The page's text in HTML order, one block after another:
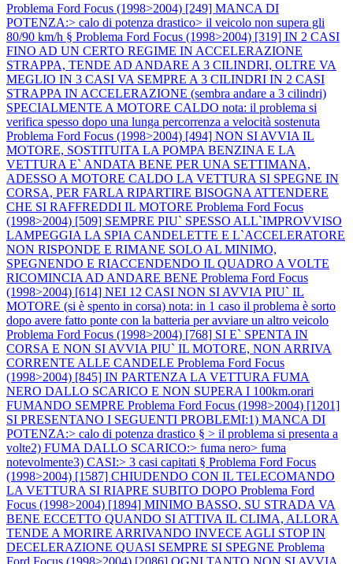
Problema Ford Focus (1998>2004) [249] MANCA DI
POTENZA:> calo di potenza drastico> il veicolo non supera gli
80/90 km/h § Problema Ford Focus (1998>2004) [319] IN 2 CASI
FINO AD UN CERTO REGIME IN ACCELERAZIONE
STRAPPA, TENDE AD ANDARE A 3 CILINDRI, OLTRE VA
MEGLIO IN 3 CASI VA SEMPRE A 3 CILINDRI IN 2 CASI
STRAPPA IN ACCELERAZIONE (sembra andare a 3 cilindri)
SPECIALMENTE A MOTORE CALDO nota: il problema si
verifica spesso dopo una lunga percorrenza a velocità sostenuta
Problema Ford Focus (1998>2004) [494] NON SI AVVIA IL
MOTORE, SOSTITUITA LA POMPA BENZINA E LA
VETTURA E` ANDATA BENE PER UNA SETTIMANA,
ADESSO A MOTORE CALDO LA VETTURA SI SPEGNE IN
CORSA, PER FARLA RIPARTIRE BISOGNA ATTENDERE
CHE SI RAFFREDDI IL MOTORE Problema Ford Focus
(1998>2004) [509] SEMPRE PIU` SPESSO ALL`IMPROVVISO
LAMPEGGIA LA SPIA CANDELETTE E L`ACCELERATORE
NON RISPONDE E RIMANE SOLO AL MINIMO,
SPEGNENDO E RIACCENDENDO IL QUADRO A VOLTE
RICOMINCIA AD ANDARE BENE Problema Ford Focus
(1998>2004) [614] NEI 12 CASI NON SI AVVIA PIU` IL
MOTORE (si è spento in corsa) nota: in 1 caso il problema è sorto
dopo avere fatto ponte con la batteria per avviare un altro veicolo
Problema Ford Focus (1998>2004) [768] SI E` SPENTA IN
CORSA E NON SI AVVIA PIU` IL MOTORE, NON ARRIVA
CORRENTE ALLE CANDELE Problema Ford Focus
(1998>2004) [845] IN PARTENZA LA VETTURA FUMA
NERO DALLO SCARICO E NON SUPERA I 100km.orari
FUMANDO SEMPRE Problema Ford Focus (1998>2004) [1201]
SI PRESENTANO I SEGUENTI PROBLEMI:1) MANCA DI
POTENZA:> calo di potenza drastico § > il problema si presenta a
volte2) FUMA DALLO SCARICO:> fuma nero> fuma
notevolmente3) CASI:> 3 casi capitati § Problema Ford Focus
(1998>2004) [1587] CHIUDENDO CON IL TELECOMANDO
LA VETTURA SI RIAPRE SUBITO DOPO Problema Ford
Focus (1998>2004) [1894] MINIMO BASSO, SU STRADA VA
BENE ECCETTO QUANDO SI ATTIVA IL CLIMA, ALLORA
TENDE A MORIRE ARRIVANDO INVECE AGLI STOP IN
DECELERAZIONE QUASI SEMPRE SI SPEGNE Problema
Ford Focus (1998>2004) [2086] OGNI TANTO NON SI AVVIA